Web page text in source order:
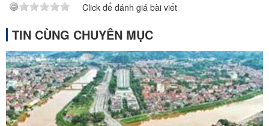
Click để đánh giá bài viết
TIN CÙNG CHUYÊN MỤC